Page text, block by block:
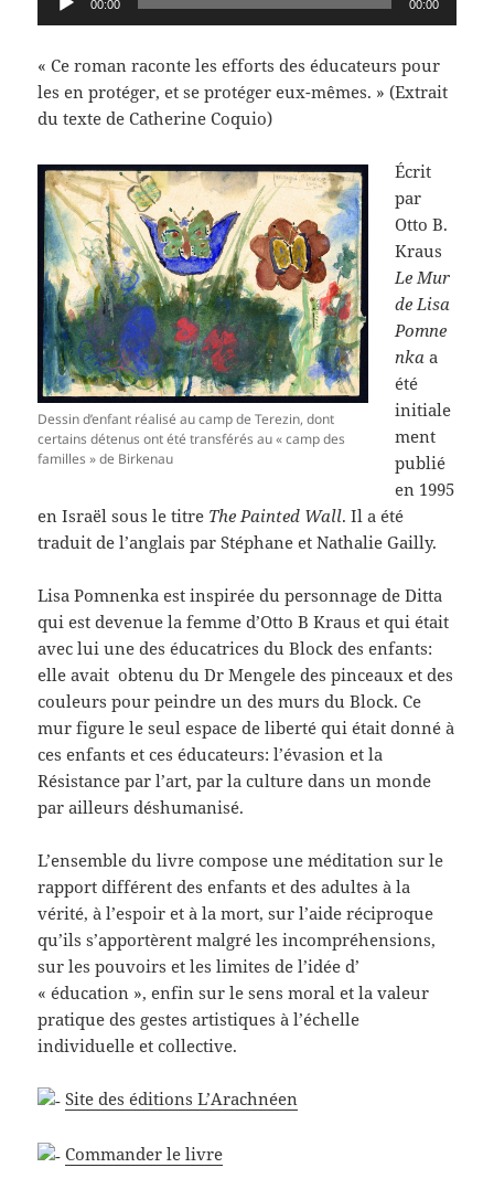
audio
00:00 00:00
« Ce roman raconte les efforts des éducateurs pour
les en protéger, et se protéger eux-mêmes. » (Extrait
du texte de Catherine Coquio)
Dessin d’enfant réalisé au camp de Terezin, dont
certains détenus ont été transférés au « camp des
familles » de Birkenau
Écrit
par
Otto B.
Kraus
Le Mur
de Lisa
Pomne
nka a
été
initiale
ment
publié
en 1995
en Israël sous le titre The Painted Wall. Il a été
traduit de l’anglais par Stéphane et Nathalie Gailly.
Lisa Pomnenka est inspirée du personnage de Ditta
qui est devenue la femme d’Otto B Kraus et qui était
avec lui une des éducatrices du Block des enfants:
elle avait obtenu du Dr Mengele des pinceaux et des
couleurs pour peindre un des murs du Block. Ce
mur figure le seul espace de liberté qui était donné à
ces enfants et ces éducateurs: l’évasion et la
Résistance par l’art, par la culture dans un monde
par ailleurs déshumanisé.
L’ensemble du livre compose une méditation sur le
rapport différent des enfants et des adultes à la
vérité, à l’espoir et à la mort, sur l’aide réciproque
qu’ils s’apportèrent malgré les incompréhensions,
sur les pouvoirs et les limites de l’idée d’
« éducation », enfin sur le sens moral et la valeur
pratique des gestes artistiques à l’échelle
individuelle et collective.
Site des éditions L’Arachnéen
Commander le livre